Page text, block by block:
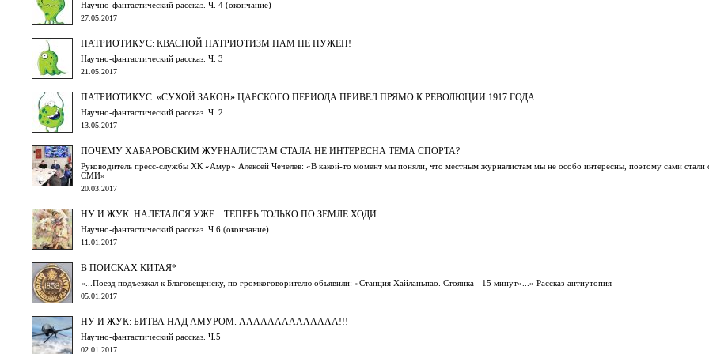
Научно-фантастический рассказ. Ч. 4 (окончание)
27.05.2017
ПАТРИОТИКУС: КВАСНОЙ ПАТРИОТИЗМ НАМ НЕ НУЖЕН!
Научно-фантастический рассказ. Ч. 3
21.05.2017
ПАТРИОТИКУС: «СУХОЙ ЗАКОН» ЦАРСКОГО ПЕРИОДА ПРИВЕЛ ПРЯМО К РЕВОЛЮЦИИ 1917 ГОДА
Научно-фантастический рассказ. Ч. 2
13.05.2017
ПОЧЕМУ ХАБАРОВСКИМ ЖУРНАЛИСТАМ СТАЛА НЕ ИНТЕРЕСНА ТЕМА СПОРТА?
Руководитель пресс-службы ХК «Амур» Алексей Чечелев: «В какой-то момент мы поняли, что местным журналистам мы не особо интересны, поэтому сами стали
СМИ»
20.03.2017
НУ И ЖУК: НАЛЕТАЛСЯ УЖЕ... ТЕПЕРЬ ТОЛЬКО ПО ЗЕМЛЕ ХОДИ...
Научно-фантастический рассказ. Ч.6 (окончание)
11.01.2017
В ПОИСКАХ КИТАЯ*
«...Поезд подъезжал к Благовещенску, по громкоговорителю объявили: «Станция Хайланьпао. Стоянка - 15 минут»...» Рассказ-антиутопия
05.01.2017
НУ И ЖУК: БИТВА НАД АМУРОМ. АААААААААААААА!!!
Научно-фантастический рассказ. Ч.5
02.01.2017